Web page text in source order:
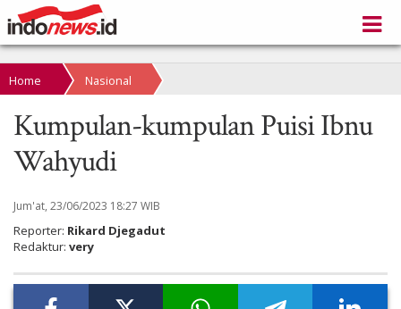
Home Nasional
Kumpulan-kumpulan Puisi Ibnu
Wahyudi
Jum'at, 23/06/2023 18:27 WIB
Reporter: Rikard Djegadut
Redaktur: very